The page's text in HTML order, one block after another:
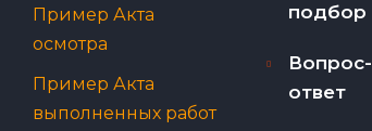
Пример Акта
осмотра
Пример Акта
выполненных работ
подбор
Вопрос-
ответ